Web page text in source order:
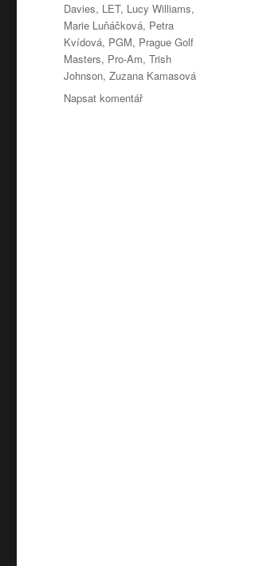
Davies, LET, Lucy Williams,
Marie Luňáčková, Petra
Kvídová, PGM, Prague Golf
Masters, Pro-Am,Trish
Johnson,Zuzana Kamasová
Napsat komentářpro